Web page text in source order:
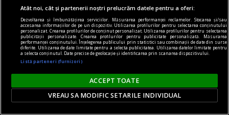
la fața timpului
Atât noi, cât și partenerii noștri prelucrăm datele pentru a oferi:
Dezvoltarea și îmbunătățirea serviciilor. Măsurarea performanței reclamelor. Stocarea și/sau
accesarea informațiilor de pe un dispozitiv. Utilizarea profilurilor pentru selectarea conținutului
personalizat. Crearea profilurilor de conținut personalizat. Utilizarea profilurilor pentru selectarea
publicității personalizate. Crearea profilurilor pentru publicitate personalizată. Măsurarea
performanței conținutului. Înțelegerea publicului prin statistici sau combinații de date din surse
diferite. Utilizarea de date limitate pentru a selecta publicitatea. Utilizarea datelor limitate pentru
a selecta conținutul. Date precise de geolocație și identificarea prin scanarea dispozitivului.
Listă parteneri (furnizori)
ACCEPT TOATE
VREAU SA MODIFIC SETARILE INDIVIDUAL